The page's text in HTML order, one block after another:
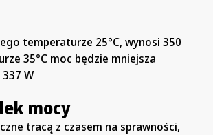
temperaturze 25°C, wynosi 350
35°C moc będzie mniejsza
W
mocy
tracą z czasem na sprawności,